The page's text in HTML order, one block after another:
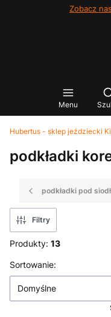
Zobacz
Menu
Hubertus - sklep jeździecki
podkładki
podkładki pod
Filtry
Produkty: 13
Lista produktów
Sortowanie:
Domyślne